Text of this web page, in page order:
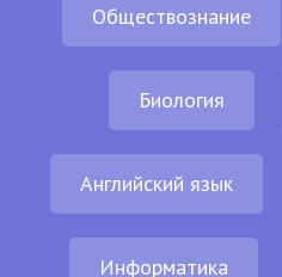
Обществознание
Биология
Английский язык
Информатика